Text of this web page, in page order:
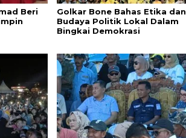
Beri
Golkar Bone Bahas Etika dan
Budaya Politik Lokal Dalam
Bingkai Demokrasi